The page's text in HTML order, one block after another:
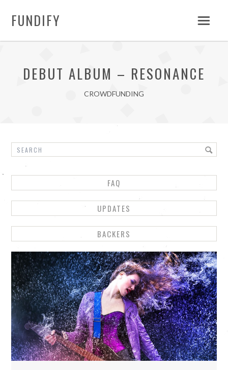
FUNDIFY
DEBUT ALBUM – RESONANCE
CROWDFUNDING
FAQ
UPDATES
BACKERS